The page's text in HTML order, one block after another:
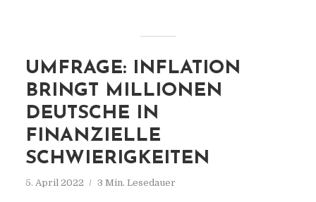
UMFRAGE: INFLATION
BRINGT MILLIONEN
DEUTSCHE IN
FINANZIELLE
SCHWIERIGKEITEN
5. April 2022 3 Min. Lesedauer